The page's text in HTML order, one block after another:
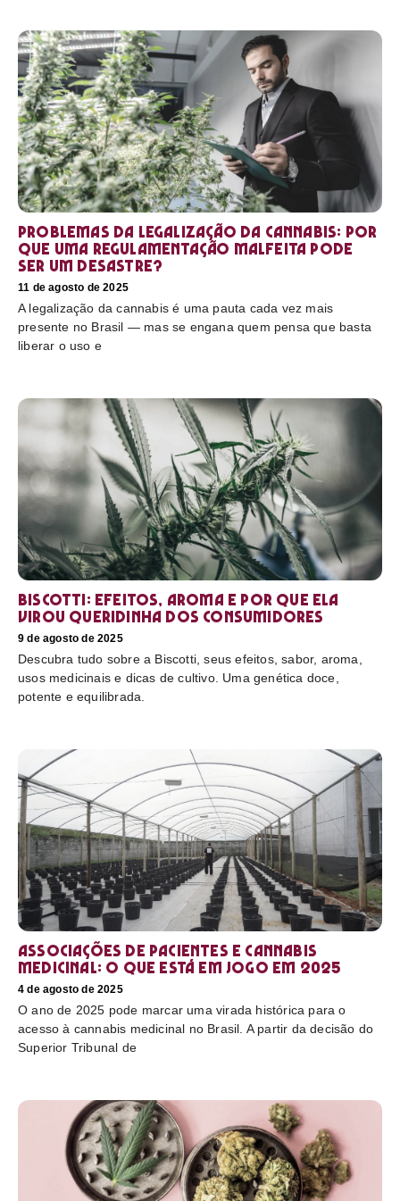
Problemas da legalização da cannabis: por
que uma regulamentação malfeita pode
ser um desastre?
11 de agosto de 2025
A legalização da cannabis é uma pauta cada vez mais
presente no Brasil — mas se engana quem pensa que basta
liberar o uso e
Biscotti: efeitos, aroma e por que ela
virou queridinha dos consumidores
9 de agosto de 2025
Descubra tudo sobre a Biscotti, seus efeitos, sabor, aroma,
usos medicinais e dicas de cultivo. Uma genética doce,
potente e equilibrada.
Associações de pacientes e cannabis
medicinal: o que está em jogo em 2025
4 de agosto de 2025
O ano de 2025 pode marcar uma virada histórica para o
acesso à cannabis medicinal no Brasil. A partir da decisão do
Superior Tribunal de